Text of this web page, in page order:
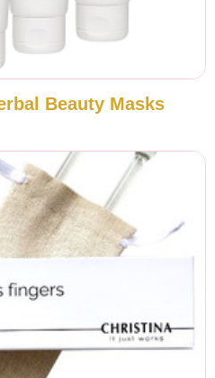
Beauty Masks